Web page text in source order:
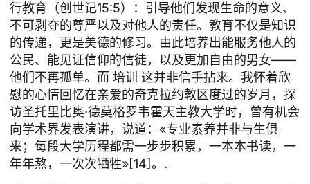
行教育（创世记15:5）：引导他们发现生命的意义、
不可剥夺的尊严以及对他人的责任。教育不仅是知识
的传递，更是美德的修习。由此培养出能服务他人的
公民、能见证信仰的信徒，以及更加自由的男女——
他们不再孤单。而 培训 这并非信手拈来。我怀着欣
慰的心情回忆在亲爱的奇克拉约教区度过的岁月，探
访圣托里比奥·德莫格罗韦霍天主教大学时，曾有机会
向学术界发表演讲，说道：«专业素养并非与生俱
来；每段大学历程都需一步步积累，一本本书读，一
年年熬，一次次牺牲»[14]。.